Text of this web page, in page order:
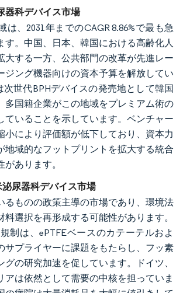
器科デバイス市場
は、2031年までのCAGR 8.86%で最も急
す。中国、日本、韓国における高齢化人
大する一方、公共部門の改革が先進レー
ジング機器向けの資本予算を解放してい
次世代BPHデバイスの発売地として韓国
多国籍企業がこの地域をプレミアム術の
ていることを示しています。ベンチャー
小により評価額が低下しており、資本力
地域的なフットプリントを拡大する統合
あります。
尿器科デバイス市場
るものの政策主導の市場であり、環境法
料選択を再形成する可能性があります。
制は、ePTFEベースのカテーテルおよ
サプライヤーに課題をもたらし、フッ素
グの研究加速を促しています。ドイツ、
アは依然として需要の中核を担っていま